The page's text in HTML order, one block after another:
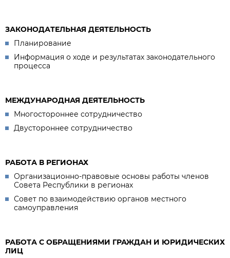
ЗАКОНОДАТЕЛЬНАЯ ДЕЯТЕЛЬНОСТЬ
Планирование
Информация о ходе и результатах законодательного
процесса
МЕЖДУНАРОДНАЯ ДЕЯТЕЛЬНОСТЬ
Многостороннее сотрудничество
Двустороннее сотрудничество
РАБОТА В РЕГИОНАХ
Организационно-правовые основы работы членов
Совета Республики в регионах
Совет по взаимодействию органов местного
самоуправления
РАБОТА С ОБРАЩЕНИЯМИ ГРАЖДАН И ЮРИДИЧЕСКИХ
ЛИЦ